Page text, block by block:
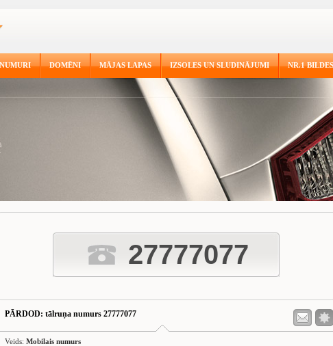
DOMĒNI MĀJAS LAPAS IZSOLES UN SLUDINĀJUMI NR.1 BILDES
27777077
PĀRDOD: tālruņa numurs 27777077
Veids: Mobilais numurs